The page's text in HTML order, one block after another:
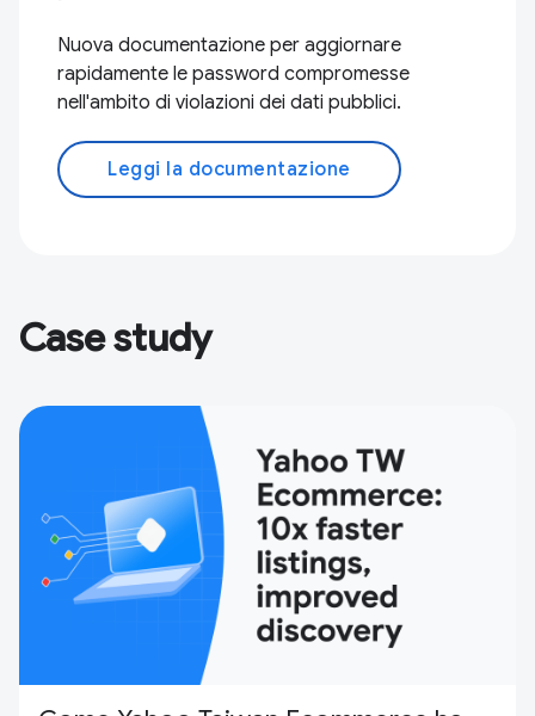
Nuova documentazione per aggiornare
rapidamente le password compromesse
nell'ambito di violazioni dei dati pubblici.
Leggi la documentazione
Case study